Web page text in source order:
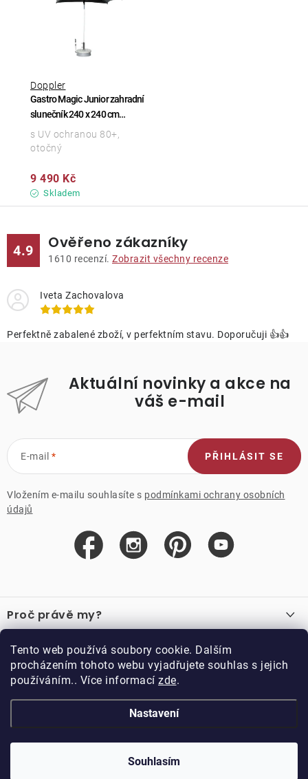
Tento web používá soubory cookie. Dalším
procházením tohoto webu vyjadřujete souhlas s jejich
používáním.. Více informací zde.
Nastavení
Souhlasím
Gastro Magic Junior zahradní
slunečník 240 x 240 cm
antracit
Doppler
Skladem
9 490 Kč
s UV ochranou 80+,
otočný
4.9 Ověřeno zákazníky
1610 recenzí. Zobrazit všechny recenze
Iveta Zachovalova
Perfektně zabalené zboží, v perfektním stavu. Doporučuji 👍👍
Aktuální novinky a akce na
váš e-mail
E-mail
Vložením e-mailu souhlasíte s podmínkami ochrany osobních
údajů
PŘIHLÁSIT SE
á
p
a
Proč právě my?
Recenze
Důležité odkazy
Velkoobchod
Vzorková prodejna
Kariéra
Blog
O nákupu
Obchodní podmínky
Podmínky věrnostního programu
Doppler CZ spol. s.r.o.,
DOPPLER CZ spol. s r.o.. Všechna práva vyhrazena.